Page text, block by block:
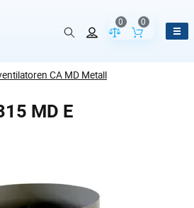
Vergleich der
0
Inhalt des
0
CA MD Metall
MD E